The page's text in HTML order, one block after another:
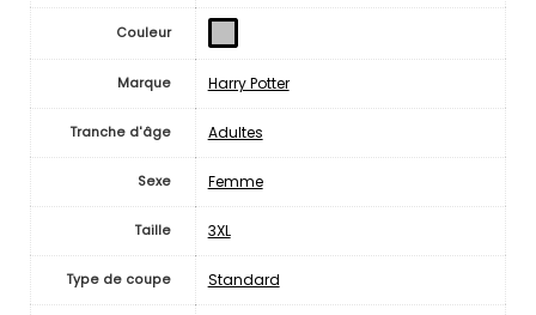
Couleur
Marque Harry Potter
Tranche d'âge Adultes
Sexe Femme
Taille 3XL
Type de coupe Standard